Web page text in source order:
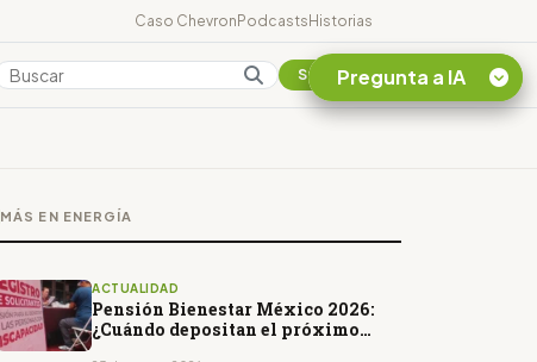
Caso ChevronPodcastsHistorias
Colombia Suscribirse
MÁS EN ENERGÍA
ACTUALIDAD
Pensión Bienestar México 2026:
¿Cuándo depositan el próximo
Pregunta a IA
¿En que consiste la